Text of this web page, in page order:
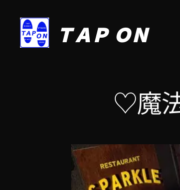
ＴＡＰ ＯＮ
♡魔